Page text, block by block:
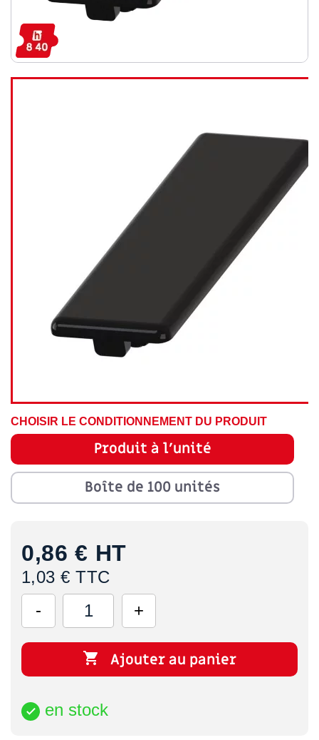
CHOISIR LE CONDITIONNEMENT DU PRODUIT
Produit à l'unité
Boîte de 100 unités
0,86 € HT
1,03 € TTC
 Ajouter au panier
 en stock